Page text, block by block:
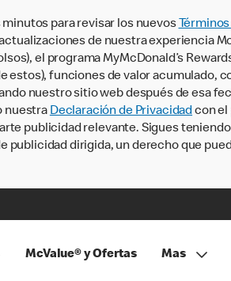
para revisar los nuevos
de nuestra experiencia
el programa MyMcDonald’s
estos), funciones de valor acumulado,
nuestro sitio web después de esa
nuestra Declaración de Privacidadcon el
publicidad relevante. Sigues
dirigida, un derecho que
McValue® y Ofertas Mas